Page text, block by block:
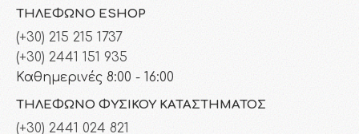
ΤΗΛΈΦΩΝΟ ESHOP
(+30) 215 215 1737
(+30) 2441 151 935
Καθημερινές 8:00 - 16:00
ΤΗΛΈΦΩΝΟ ΦΥΣΙΚΟΎ ΚΑΤΑΣΤΉΜΑΤΟΣ
(+30) 2441 024 821